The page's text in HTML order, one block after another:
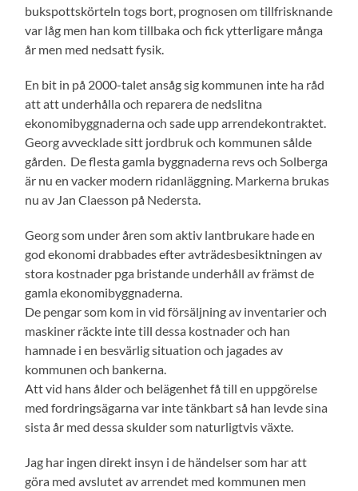
bukspottskörteln togs bort, prognosen om tillfrisknande
var låg men han kom tillbaka och fick ytterligare många
år men med nedsatt fysik.
En bit in på 2000-talet ansåg sig kommunen inte ha råd
att att underhålla och reparera de nedslitna
ekonomibyggnaderna och sade upp arrendekontraktet.
Georg avvecklade sitt jordbruk och kommunen sålde
gården. De flesta gamla byggnaderna revs och Solberga
är nu en vacker modern ridanläggning. Markerna brukas
nu av Jan Claesson på Nedersta.
Georg som under åren som aktiv lantbrukare hade en
god ekonomi drabbades efter avträdesbesiktningen av
stora kostnader pga bristande underhåll av främst de
gamla ekonomibyggnaderna.
De pengar som kom in vid försäljning av inventarier och
maskiner räckte inte till dessa kostnader och han
hamnade i en besvärlig situation och jagades av
kommunen och bankerna.
Att vid hans ålder och belägenhet få till en uppgörelse
med fordringsägarna var inte tänkbart så han levde sina
sista år med dessa skulder som naturligtvis växte.
Jag har ingen direkt insyn i de händelser som har att
göra med avslutet av arrendet med kommunen men